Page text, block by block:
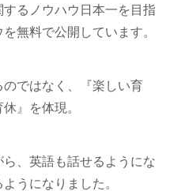
るノウハウ日本一を目指
無料で公開しています。
ではなく、『楽しい育
』を体現。
、英語も話せるようにな
うになりました。